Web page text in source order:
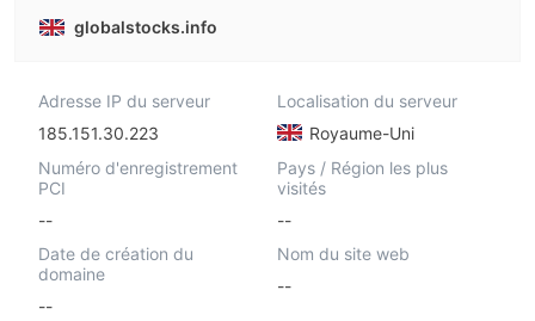
globalstocks.info
Adresse IP du serveur
185.151.30.223
Localisation du serveur
Royaume-Uni
Numéro d'enregistrement
PCI
--
Pays / Région les plus
visités
--
Date de création du
domaine
--
Nom du site web
--